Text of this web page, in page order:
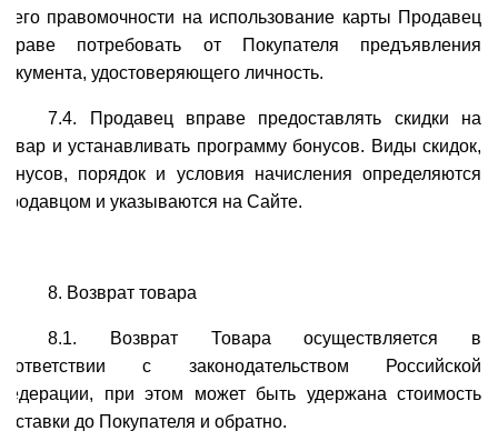
его правомочности на использование карты Продавец
потребовать от Покупателя предъявления
удостоверяющего личность.
7.4. Продавец вправе предоставлять скидки на
и устанавливать программу бонусов. Виды скидок,
порядок и условия начисления определяются
и указываются на Сайте.
8. Возврат товара
8.1. Возврат Товара осуществляется в
с законодательством Российской
при этом может быть удержана стоимость
до Покупателя и обратно.